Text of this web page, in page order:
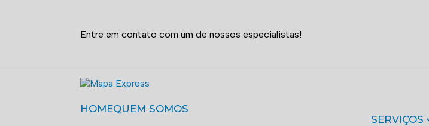
Entre em contato com um de nossos especialistas!
HOME
QUEM SOMOS
SERVIÇOS